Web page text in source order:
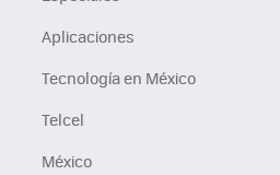
Aplicaciones
Tecnología en México
Telcel
México